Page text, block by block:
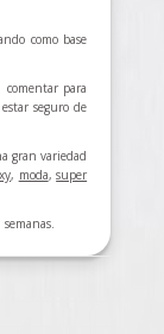
como base
para
seguro de
gran variedad
, moda,super